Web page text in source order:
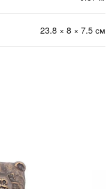
23.8 × 8 × 7.5 см